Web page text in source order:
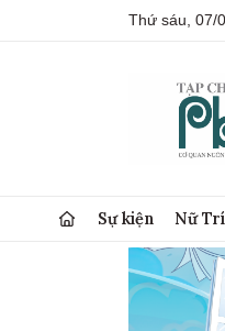
Thứ sáu, 07/
Sự kiện Nữ